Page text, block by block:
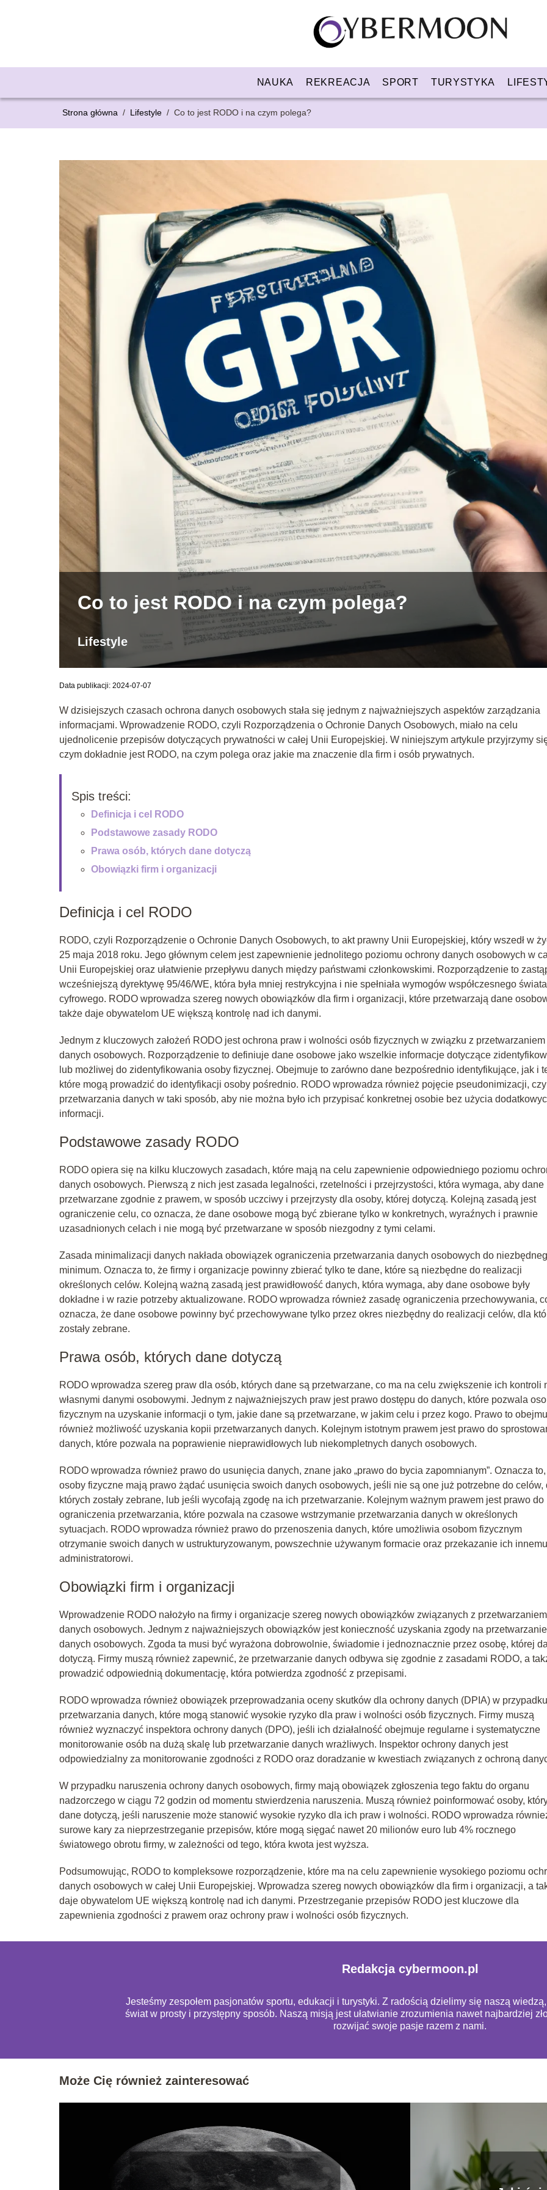
NAUKA REKREACJA SPORT TURYSTYKA
Strona główna / Lifestyle / Co to jest RODO i na czym polega?
Co to jest RODO i na czym polega?
Lifestyle
Data publikacji: 2024-07-07
W dzisiejszych czasach ochrona danych osobowych stała się jednym z najważniejszych aspektów zarządzania
informacjami. Wprowadzenie RODO, czyli Rozporządzenia o Ochronie Danych Osobowych, miało na celu
ujednolicenie przepisów dotyczących prywatności w całej Unii Europejskiej. W niniejszym artykule przyjrzymy
czym dokładnie jest RODO, na czym polega oraz jakie ma znaczenie dla firm i osób prywatnych.
Spis treści:
Definicja i cel RODO
Podstawowe zasady RODO
Prawa osób, których dane dotyczą
Obowiązki firm i organizacji
Definicja i cel RODO
RODO, czyli Rozporządzenie o Ochronie Danych Osobowych, to akt prawny Unii Europejskiej, który wszedł w
25 maja 2018 roku. Jego głównym celem jest zapewnienie jednolitego poziomu ochrony danych osobowych w
Unii Europejskiej oraz ułatwienie przepływu danych między państwami członkowskimi. Rozporządzenie to
wcześniejszą dyrektywę 95/46/WE, która była mniej restrykcyjna i nie spełniała wymogów współczesnego świata
cyfrowego. RODO wprowadza szereg nowych obowiązków dla firm i organizacji, które przetwarzają dane
także daje obywatelom UE większą kontrolę nad ich danymi.
Jednym z kluczowych założeń RODO jest ochrona praw i wolności osób fizycznych w związku z przetwarzaniem
danych osobowych. Rozporządzenie to definiuje dane osobowe jako wszelkie informacje dotyczące
lub możliwej do zidentyfikowania osoby fizycznej. Obejmuje to zarówno dane bezpośrednio identyfikujące, jak i
które mogą prowadzić do identyfikacji osoby pośrednio. RODO wprowadza również pojęcie pseudonimizacji,
przetwarzania danych w taki sposób, aby nie można było ich przypisać konkretnej osobie bez użycia
informacji.
Podstawowe zasady RODO
RODO opiera się na kilku kluczowych zasadach, które mają na celu zapewnienie odpowiedniego poziomu
danych osobowych. Pierwszą z nich jest zasada legalności, rzetelności i przejrzystości, która wymaga, aby dane
przetwarzane zgodnie z prawem, w sposób uczciwy i przejrzysty dla osoby, której dotyczą. Kolejną zasadą jest
ograniczenie celu, co oznacza, że dane osobowe mogą być zbierane tylko w konkretnych, wyraźnych i prawnie
uzasadnionych celach i nie mogą być przetwarzane w sposób niezgodny z tymi celami.
Zasada minimalizacji danych nakłada obowiązek ograniczenia przetwarzania danych osobowych do
minimum. Oznacza to, że firmy i organizacje powinny zbierać tylko te dane, które są niezbędne do realizacji
określonych celów. Kolejną ważną zasadą jest prawidłowość danych, która wymaga, aby dane osobowe były
dokładne i w razie potrzeby aktualizowane. RODO wprowadza również zasadę ograniczenia przechowywania,
oznacza, że dane osobowe powinny być przechowywane tylko przez okres niezbędny do realizacji celów, dla
zostały zebrane.
Prawa osób, których dane dotyczą
RODO wprowadza szereg praw dla osób, których dane są przetwarzane, co ma na celu zwiększenie ich kontroli
własnymi danymi osobowymi. Jednym z najważniejszych praw jest prawo dostępu do danych, które pozwala
fizycznym na uzyskanie informacji o tym, jakie dane są przetwarzane, w jakim celu i przez kogo. Prawo to
również możliwość uzyskania kopii przetwarzanych danych. Kolejnym istotnym prawem jest prawo do
danych, które pozwala na poprawienie nieprawidłowych lub niekompletnych danych osobowych.
RODO wprowadza również prawo do usunięcia danych, znane jako „prawo do bycia zapomnianym”. Oznacza
osoby fizyczne mają prawo żądać usunięcia swoich danych osobowych, jeśli nie są one już potrzebne do celów,
których zostały zebrane, lub jeśli wycofają zgodę na ich przetwarzanie. Kolejnym ważnym prawem jest prawo do
ograniczenia przetwarzania, które pozwala na czasowe wstrzymanie przetwarzania danych w określonych
sytuacjach. RODO wprowadza również prawo do przenoszenia danych, które umożliwia osobom fizycznym
otrzymanie swoich danych w ustrukturyzowanym, powszechnie używanym formacie oraz przekazanie ich innemu
administratorowi.
Obowiązki firm i organizacji
Wprowadzenie RODO nałożyło na firmy i organizacje szereg nowych obowiązków związanych z przetwarzaniem
danych osobowych. Jednym z najważniejszych obowiązków jest konieczność uzyskania zgody na przetwarzanie
danych osobowych. Zgoda ta musi być wyrażona dobrowolnie, świadomie i jednoznacznie przez osobę, której
dotyczą. Firmy muszą również zapewnić, że przetwarzanie danych odbywa się zgodnie z zasadami RODO, a
prowadzić odpowiednią dokumentację, która potwierdza zgodność z przepisami.
RODO wprowadza również obowiązek przeprowadzania oceny skutków dla ochrony danych (DPIA) w przypadku
przetwarzania danych, które mogą stanowić wysokie ryzyko dla praw i wolności osób fizycznych. Firmy muszą
również wyznaczyć inspektora ochrony danych (DPO), jeśli ich działalność obejmuje regularne i systematyczne
monitorowanie osób na dużą skalę lub przetwarzanie danych wrażliwych. Inspektor ochrony danych jest
odpowiedzialny za monitorowanie zgodności z RODO oraz doradzanie w kwestiach związanych z ochroną
W przypadku naruszenia ochrony danych osobowych, firmy mają obowiązek zgłoszenia tego faktu do organu
nadzorczego w ciągu 72 godzin od momentu stwierdzenia naruszenia. Muszą również poinformować osoby,
dane dotyczą, jeśli naruszenie może stanowić wysokie ryzyko dla ich praw i wolności. RODO wprowadza
surowe kary za nieprzestrzeganie przepisów, które mogą sięgać nawet 20 milionów euro lub 4% rocznego
światowego obrotu firmy, w zależności od tego, która kwota jest wyższa.
Podsumowując, RODO to kompleksowe rozporządzenie, które ma na celu zapewnienie wysokiego poziomu
danych osobowych w całej Unii Europejskiej. Wprowadza szereg nowych obowiązków dla firm i organizacji, a
daje obywatelom UE większą kontrolę nad ich danymi. Przestrzeganie przepisów RODO jest kluczowe dla
zapewnienia zgodności z prawem oraz ochrony praw i wolności osób fizycznych.
Redakcja cybermoon.pl
Jesteśmy zespołem pasjonatów sportu, edukacji i turystyki. Z radością dzielimy się naszą
świat w prosty i przystępny sposób. Naszą misją jest ułatwianie zrozumienia nawet najbardziej
rozwijać swoje pasje razem z nami.
Może Cię również zainteresować